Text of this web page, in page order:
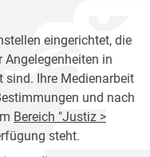
eingerichtet, die
in
sind. Ihre Medienarbeit
und nach
Bereich "Justiz >
steht.